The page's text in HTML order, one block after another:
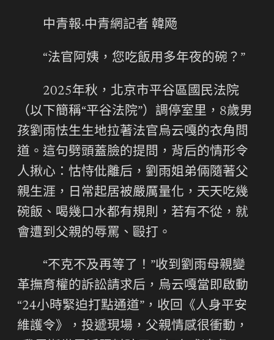
中青報·中青網記者 韓飏
“法官阿姨，您吃飯用多年夜的碗？”
2025年秋，北京市平谷區國民法院
（以下簡稱“平谷法院”）調停室里，8歲男
孩劉雨怯生生地拉著法官烏云嘎的衣角問
道。這句劈頭蓋臉的提問，背后的情形令
人揪心：怙恃仳離后，劉雨姐弟倆隨著父
親生涯，日常起居被嚴厲量化，天天吃幾
碗飯、喝幾口水都有規則，若有不從，就
會遭到父親的辱罵、毆打。
“不克不及再等了！”收到劉雨母親變
革撫育權的訴訟請求后，烏云嘎當即啟動
“24小時緊迫打點通道”，收回《人身平安
維護令》，投遞現場，父親情感很衝動，